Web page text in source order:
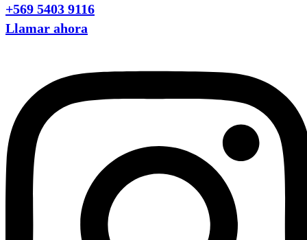
+569 5403 9116
Llamar ahora